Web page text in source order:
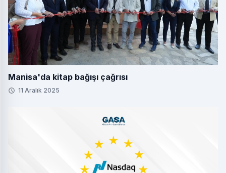
Manisa'da kitap bağışı çağrısı
11 Aralık 2025